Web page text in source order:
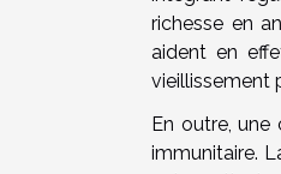
richesse en
aident en
vieillissement
En outre,
immunitaire.